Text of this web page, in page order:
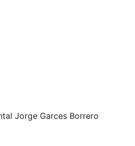
Jorge Garces Borrero